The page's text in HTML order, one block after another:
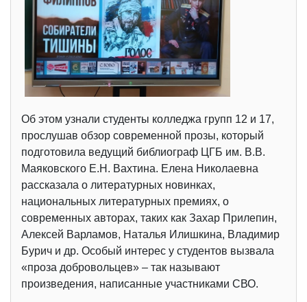
Об этом узнали студенты колледжа групп 12 и 17,
прослушав обзор современной прозы, который
подготовила ведущий библиограф ЦГБ им. В.В.
Маяковского Е.Н. Вахтина. Елена Николаевна
рассказала о литературных новинках,
национальных литературных премиях, о
современных авторах, таких как Захар Прилепин,
Алексей Варламов, Наталья Илишкина, Владимир
Бурич и др. Особый интерес у студентов вызвала
«проза добровольцев» – так называют
произведения, написанные участниками СВО.